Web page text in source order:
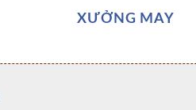
XƯỞNG MAY